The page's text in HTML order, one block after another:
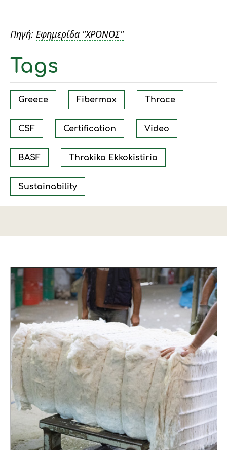
Πηγή: Εφημερίδα "ΧΡΟΝΟΣ"
Tags
Greece Fibermax Thrace
CSF Certification Video
BASF Thrakika Ekkokistiria
Sustainability